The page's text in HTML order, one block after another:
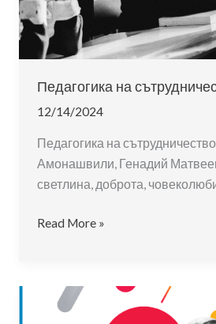
и
перспективи
–
1990
–
2025
Педагогика на
12/14/2024
Педагогика на
Амонашвили, Генадий
светлина, доброта,
Педагогика
Read More »